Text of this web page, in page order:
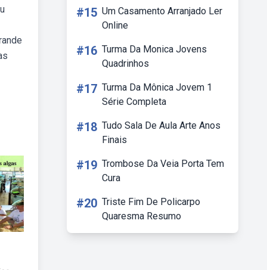
#15 Um Casamento Arranjado Ler
Online
#16 Turma Da Monica Jovens
Quadrinhos
#17 Turma Da Mônica Jovem 1
Série Completa
#18 Tudo Sala De Aula Arte Anos
Finais
#19 Trombose Da Veia Porta Tem
Cura
#20 Triste Fim De Policarpo
Quaresma Resumo